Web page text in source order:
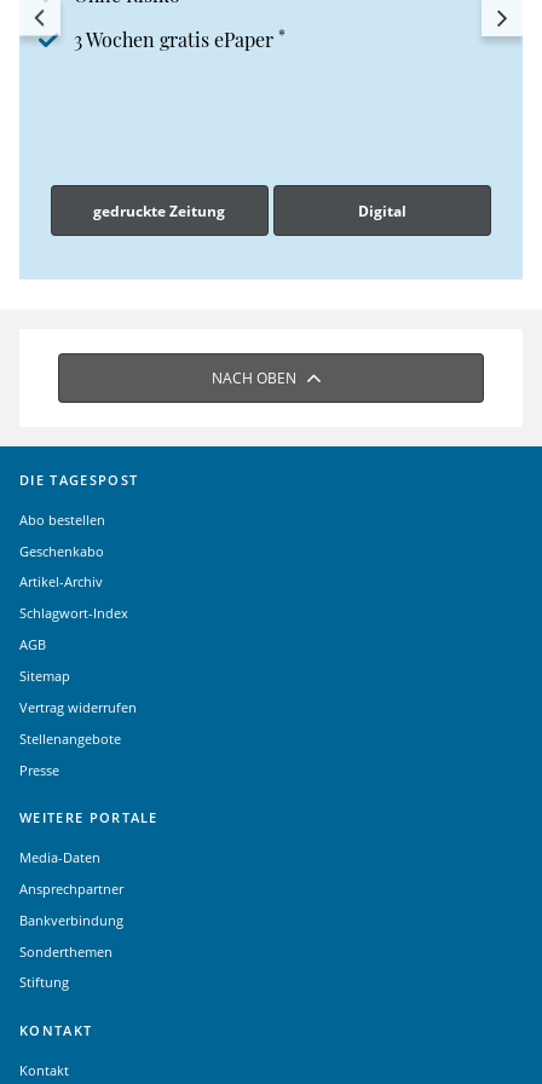
3 Wochen gratis ePaper *
gedruckte Zeitung Digital
NACH OBEN
DIE TAGESPOST
Abo bestellen
Geschenkabo
Artikel-Archiv
Schlagwort-Index
AGB
Sitemap
Vertrag widerrufen
Stellenangebote
Presse
WEITERE PORTALE
Media-Daten
Ansprechpartner
Bankverbindung
Sonderthemen
Stiftung
KONTAKT
Kontakt